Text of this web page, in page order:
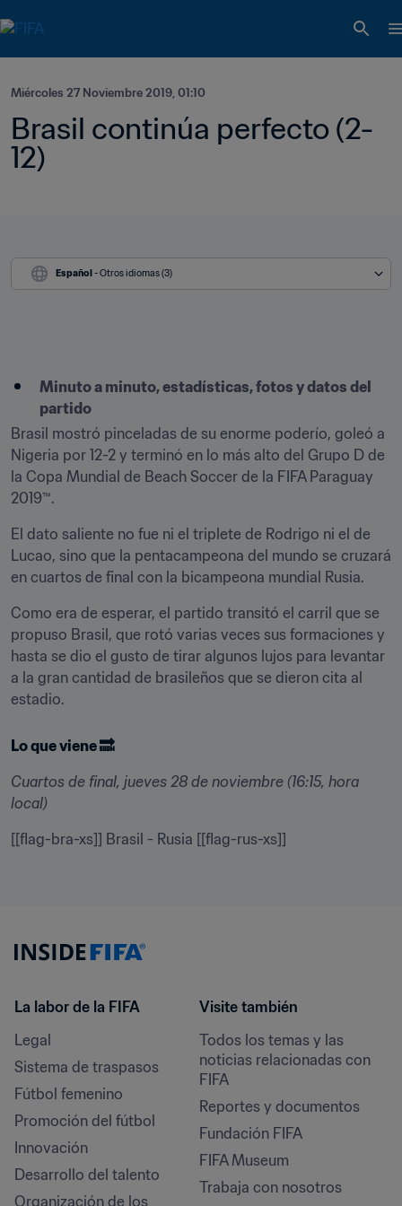
Miércoles 27 Noviembre 2019, 01:10
Brasil continúa perfecto (2-
12)
Español - Otros idiomas (3)
Minuto a minuto, estadísticas, fotos y datos del
partido
Brasil mostró pinceladas de su enorme poderío, goleó a
Nigeria por 12-2 y terminó en lo más alto del Grupo D de
la Copa Mundial de Beach Soccer de la FIFA Paraguay
2019™.
El dato saliente no fue ni el triplete de Rodrigo ni el de
Lucao, sino que la pentacampeona del mundo se cruzará
en cuartos de final con la bicampeona mundial Rusia.
Como era de esperar, el partido transitó el carril que se
propuso Brasil, que rotó varias veces sus formaciones y
hasta se dio el gusto de tirar algunos lujos para levantar
a la gran cantidad de brasileños que se dieron cita al
estadio.
Lo que viene 🔜
Cuartos de final, jueves 28 de noviembre (16:15, hora
local)
[[flag-bra-xs]] Brasil - Rusia [[flag-rus-xs]]
La labor de la FIFA
Legal
Sistema de traspasos
Fútbol femenino
Promoción del fútbol
Innovación
Desarrollo del talento
Organización de los
Visite también
Todos los temas y las
noticias relacionadas con
FIFA
Reportes y documentos
Fundación FIFA
FIFA Museum
Trabaja con nosotros